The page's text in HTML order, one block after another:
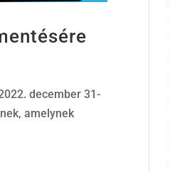
december 31-
amelynek